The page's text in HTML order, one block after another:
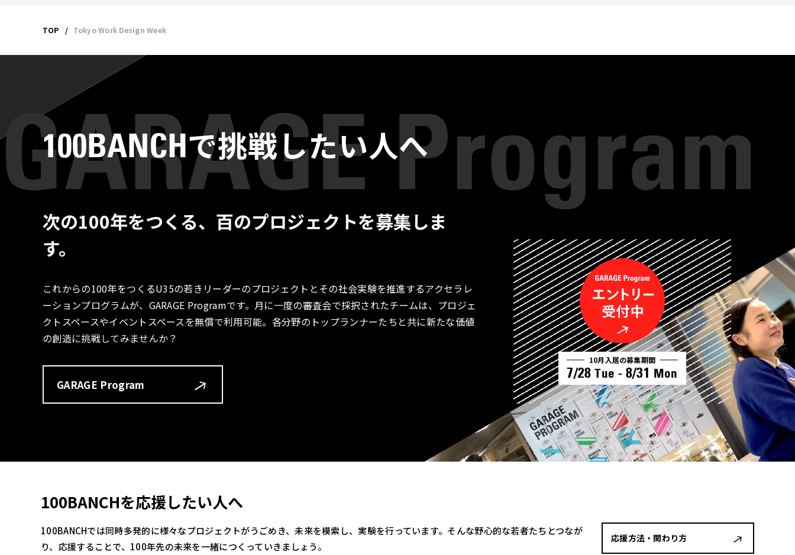
TOP Tokyo Work Design Week
100BANCHで挑戦したい人へ
次の100年をつくる、百のプロジェクトを募集しま
す。
これからの100年をつくるU35の若きリーダーのプロジェクトとその社会実験を推進するアクセラレ
ーションプログラムが、GARAGE Programです。月に一度の審査会で採択されたチームは、プロジェ
クトスペースやイベントスペースを無償で利用可能。各分野のトップランナーたちと共に新たな価値
の創造に挑戦してみませんか？
GARAGE Program
10月入居の募集期間
7/28 Tue - 8/31 Mon
100BANCHを応援したい人へ
100BANCHでは同時多発的に様々なプロジェクトがうごめき、未来を模索し、実験を行っています。そんな野心的な若者たちとつなが
り、応援することで、100年先の未来を一緒につくっていきましょう。
応援方法・関わり方